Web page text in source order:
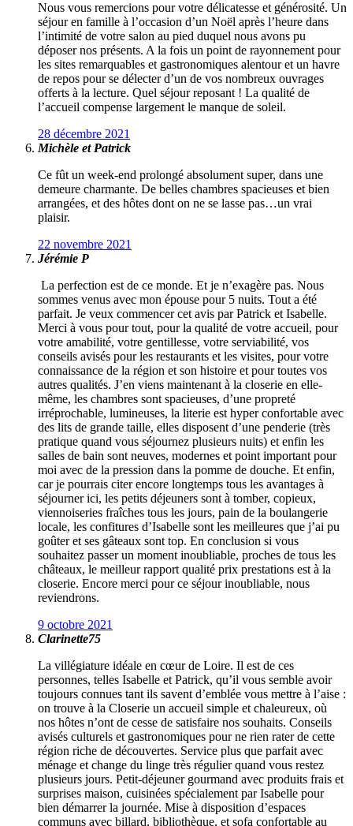
Nous vous remercions pour votre délicatesse et générosité. Un
séjour en famille à l’occasion d’un Noël après l’heure dans
l’intimité de votre salon au pied duquel nous avons pu
déposer nos présents. A la fois un point de rayonnement pour
les sites remarquables et gastronomiques alentour et un havre
de repos pour se délecter d’un de vos nombreux ouvrages
offerts à la lecture. Quel séjour reposant ! La qualité de
l’accueil compense largement le manque de soleil.
28 décembre 2021
Michèle et Patrick
Ce fût un week-end prolongé absolument super, dans une
demeure charmante. De belles chambres spacieuses et bien
arrangées, et des hôtes dont on ne se lasse pas…un vrai
plaisir.
22 novembre 2021
Jérémie P
La perfection est de ce monde. Et je n’exagère pas. Nous
sommes venus avec mon épouse pour 5 nuits. Tout a été
parfait. Je veux commencer cet avis par Patrick et Isabelle.
Merci à vous pour tout, pour la qualité de votre accueil, pour
votre amabilité, votre gentillesse, votre serviabilité, vos
conseils avisés pour les restaurants et les visites, pour votre
connaissance de la région et son histoire et pour toutes vos
autres qualités. J’en viens maintenant à la closerie en elle-
même, les chambres sont spacieuses, d’une propreté
irréprochable, lumineuses, la literie est hyper confortable avec
des lits de grande taille, elles disposent d’une penderie (très
pratique quand vous séjournez plusieurs nuits) et enfin les
salles de bain sont neuves, modernes et point important pour
moi avec de la pression dans la pomme de douche. Et enfin,
car je pourrais citer encore longtemps tous les avantages à
séjourner ici, les petits déjeuners sont à tomber, copieux,
viennoiseries fraîches tous les jours, pain de la boulangerie
locale, les confitures d’Isabelle sont les meilleures que j’ai pu
goûter et ses gâteaux sont top. En conclusion si vous
souhaitez passer un moment inoubliable, proches de tous les
châteaux, le meilleur rapport qualité prix prestations est à la
closerie. Encore merci pour ce séjour inoubliable, nous
reviendrons.
9 octobre 2021
Clarinette75
La villégiature idéale en cœur de Loire. Il est de ces
personnes, telles Isabelle et Patrick, qu’il vous semble avoir
toujours connues tant ils savent d’emblée vous mettre à l’aise :
on trouve à la Closerie un accueil simple et chaleureux, où
nos hôtes n’ont de cesse de satisfaire nos souhaits. Conseils
avisés culturels et gastronomiques pour ne rien rater de cette
région riche de découvertes. Service plus que parfait avec
ménage et change du linge très régulier quand vous restez
plusieurs jours. Petit-déjeuner gourmand avec produits frais et
surprises maison, cuisinées spécialement par Isabelle pour
bien démarrer la journée. Mise à disposition d’espaces
communs avec billard, bibliothèque, et sofa confortable au